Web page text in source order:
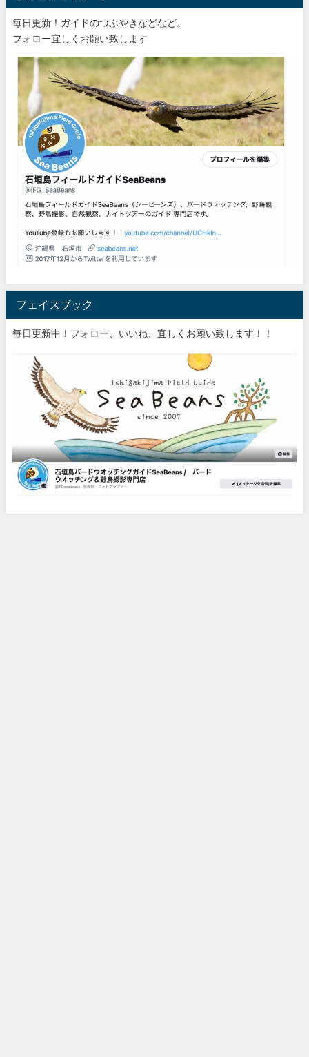
毎日更新！ガイドのつぶやきなどなど。
フォロー宜しくお願い致します
フェイスブック
毎日更新中！フォロー、いいね、宜しくお願い致します！！